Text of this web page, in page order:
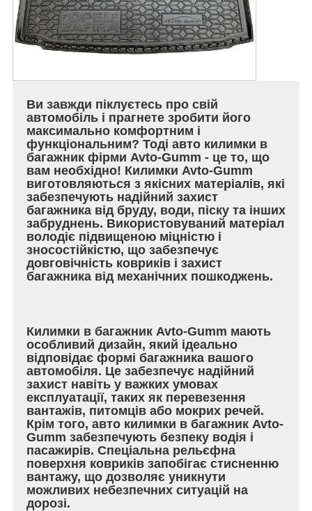
Ви завжди піклуєтесь про свій
автомобіль і прагнете зробити його
максимально комфортним і
функціональним? Тоді авто килимки в
багажник фірми Avto-Gumm - це то, що
вам необхідно! Килимки Avto-Gumm
виготовляються з якісних матеріалів, які
забезпечують надійний захист
багажника від бруду, води, піску та інших
забруднень. Використовуваний матеріал
володіє підвищеною міцністю і
зносостійкістю, що забезпечує
довговічність ковриків і захист
багажника від механічних пошкоджень.
Килимки в багажник Avto-Gumm мають
особливий дизайн, який ідеально
відповідає формі багажника вашого
автомобіля. Це забезпечує надійний
захист навіть у важких умовах
експлуатації, таких як перевезення
вантажів, питомців або мокрих речей.
Крім того, авто килимки в багажник Avto-
Gumm забезпечують безпеку водія і
пасажирів. Спеціальна рельєфна
поверхня ковриків запобігає стисненню
вантажу, що дозволяє уникнути
можливих небезпечних ситуацій на
дорозі.